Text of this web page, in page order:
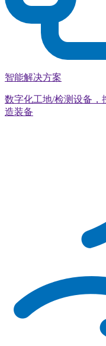
智能解决方案
数字化工地/检测设备，
造装备